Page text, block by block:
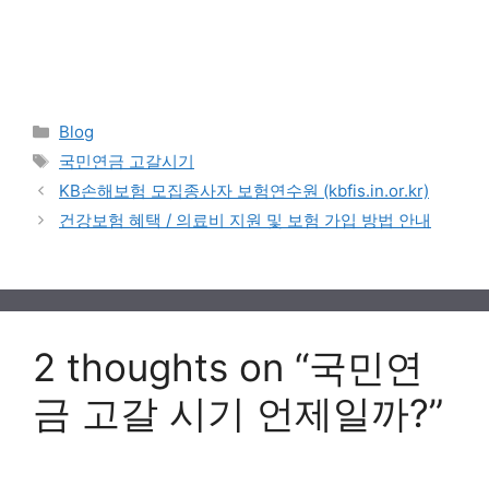
Categories
Blog
Tags
국민연금 고갈시기
KB손해보험 모집종사자 보험연수원 (kbfis.in.or.kr)
건강보험 혜택 / 의료비 지원 및 보험 가입 방법 안내
2 thoughts on “국민연
금 고갈 시기 언제일까?”